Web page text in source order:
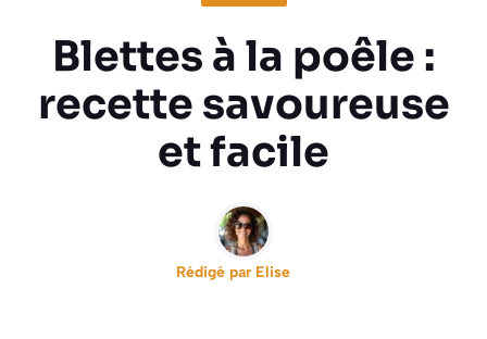
Blettes à la poêle :
recette savoureuse
et facile
Rédigé par Elise